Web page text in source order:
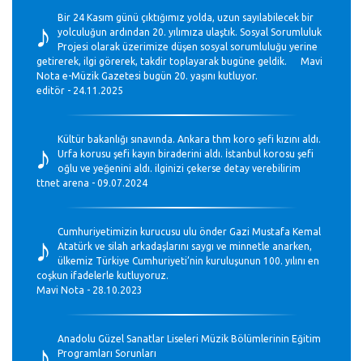
♪
Bir 24 Kasım günü çıktığımız yolda, uzun sayılabilecek bir
yolculuğun ardından 20. yılımıza ulaştık. Sosyal Sorumluluk
Projesi olarak üzerimize düşen sosyal sorumluluğu yerine
getirerek, ilgi görerek, takdir toplayarak bugüne geldik. Mavi
Nota e-Müzik Gazetesi bugün 20. yaşını kutluyor.
editör - 24.11.2025
♪
Kültür bakanlığı sınavında. Ankara thm koro şefi kızını aldı.
Urfa korusu şefi kayın biraderini aldı. İstanbul korosu şefi
oğlu ve yeğenini aldı. ilginizi çekerse detay verebilirim
ttnet arena - 09.07.2024
♪
Cumhuriyetimizin kurucusu ulu önder Gazi Mustafa Kemal
Atatürk ve silah arkadaşlarını saygı ve minnetle anarken,
ülkemiz Türkiye Cumhuriyeti’nin kuruluşunun 100. yılını en
coşkun ifadelerle kutluyoruz.
Mavi Nota - 28.10.2023
Anadolu Güzel Sanatlar Liseleri Müzik Bölümlerinin Eğitim
Programları Sorunları